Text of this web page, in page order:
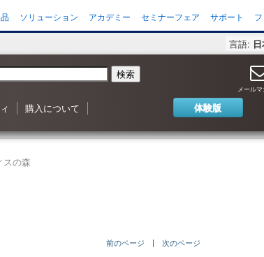
ソリューション アカデミー セミナーフェア サポート
言語:
検索
を作成
ォーラム
ンタビュー
スト
購入について
Shade3D 製品のご購入について
Shapeasy の購入
マジカルスケッチ 3D の購入
体験版
メール
スの森
前のページ | 次のページ